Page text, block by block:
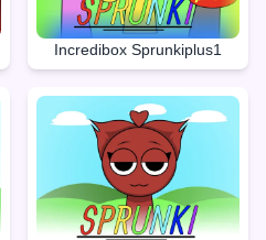
Incredibox Sprunkiplus1